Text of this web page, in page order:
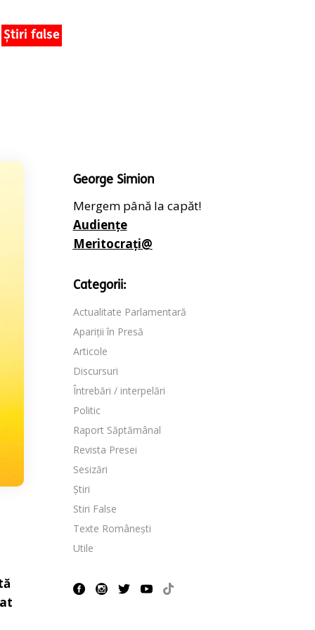
Știri false
George Simion
Mergem până la capăt!
Audiențe
Meritocrați@
Categorii:
Actualitate Parlamentară
Apariții în Presă
Articole
Discursuri
Întrebări / interpelări
Politic
Raport Săptămânal
Revista Presei
Sesizări
Știri
Stiri False
Texte Românești
Utile